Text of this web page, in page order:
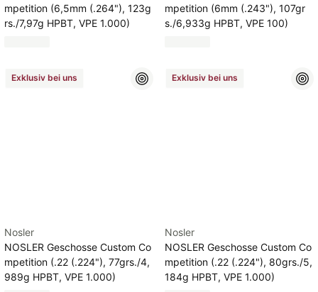
mpetition (6,5mm (.264"), 123g
rs./7,97g HPBT, VPE 1.000)
mpetition (6mm (.243"), 107gr
s./6,933g HPBT, VPE 100)
Exklusiv bei uns
Nosler
NOSLER Geschosse Custom Co
mpetition (.22 (.224"), 77grs./4,
989g HPBT, VPE 1.000)
Exklusiv bei uns
Nosler
NOSLER Geschosse Custom Co
mpetition (.22 (.224"), 80grs./5,
184g HPBT, VPE 1.000)